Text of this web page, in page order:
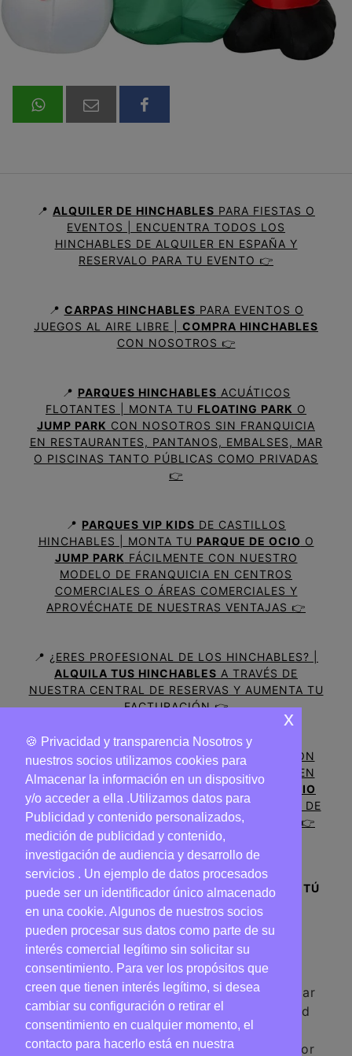
📍 ALQUILER DE HINCHABLES PARA FIESTAS O
EVENTOS | ENCUENTRA TODOS LOS
HINCHABLES DE ALQUILER EN ESPAÑA Y
RESERVALO PARA TU EVENTO 👉
📍 CARPAS HINCHABLES PARA EVENTOS O
JUEGOS AL AIRE LIBRE | COMPRA HINCHABLES
CON NOSOTROS 👉
📍 PARQUES HINCHABLES ACUÁTICOS
FLOTANTES | MONTA TU FLOATING PARK O
JUMP PARK CON NOSOTROS SIN FRANQUICIA
EN RESTAURANTES, PANTANOS, EMBALSES, MAR
O PISCINAS TANTO PÚBLICAS COMO PRIVADAS
👉
📍 PARQUES VIP KIDS DE CASTILLOS
HINCHABLES | MONTA TU PARQUE DE OCIO O
JUMP PARK FÁCILMENTE CON NUESTRO
MODELO DE FRANQUICIA EN CENTROS
COMERCIALES O ÁREAS COMERCIALES Y
APROVÉCHATE DE NUESTRAS VENTAJAS 👉
📍 ¿ERES PROFESIONAL DE LOS HINCHABLES? |
ALQUILA TUS HINCHABLES A TRAVÉS DE
NUESTRA CENTRAL DE RESERVAS Y AUMENTA TU
FACTURACIÓN 👉
📍¿TIENES UN NEGOCIO DE HOSTELERIA CON
HINCHABLES Y QUIERES APARECER GRATIS EN
PROMOCIONA TU NEGOCIO
CON EL SERVICIO DE HINCHABLESA TRAVÉS DE
NUESTRO MAPA Y AUMENTA TUS CLIENTES 👉
❤️ AMAMOS LOS HINCHABLES TANTO COMO TÚ
⚽️🎪🎤🎲⛳️🏏🥅🎯🎳🍩🍾🍶🍟🐊🦈🌴🌵🙊🐸🦆🐥
La mejor web de información para comprar
hinchables o alquilar hinchables en Madrid
en 2024. Información sobre tipos de
hinchables y servicios. Proporcionados por
🍪 Privacidad y transparencia Nosotros y
nuestros socios utilizamos cookies para
Almacenar la información en un dispositivo
y/o acceder a ella .Utilizamos datos para
Publicidad y contenido personalizados,
medición de publicidad y contenido,
investigación de audiencia y desarrollo de
servicios . Un ejemplo de datos procesados ​​
puede ser un identificador único almacenado
en una cookie. Algunos de nuestros socios
pueden procesar sus datos como parte de su
interés comercial legítimo sin solicitar su
consentimiento. Para ver los propósitos que
creen que tienen interés legítimo, si desea
cambiar su configuración o retirar el
consentimiento en cualquier momento, el
contacto para hacerlo está en nuestra
x